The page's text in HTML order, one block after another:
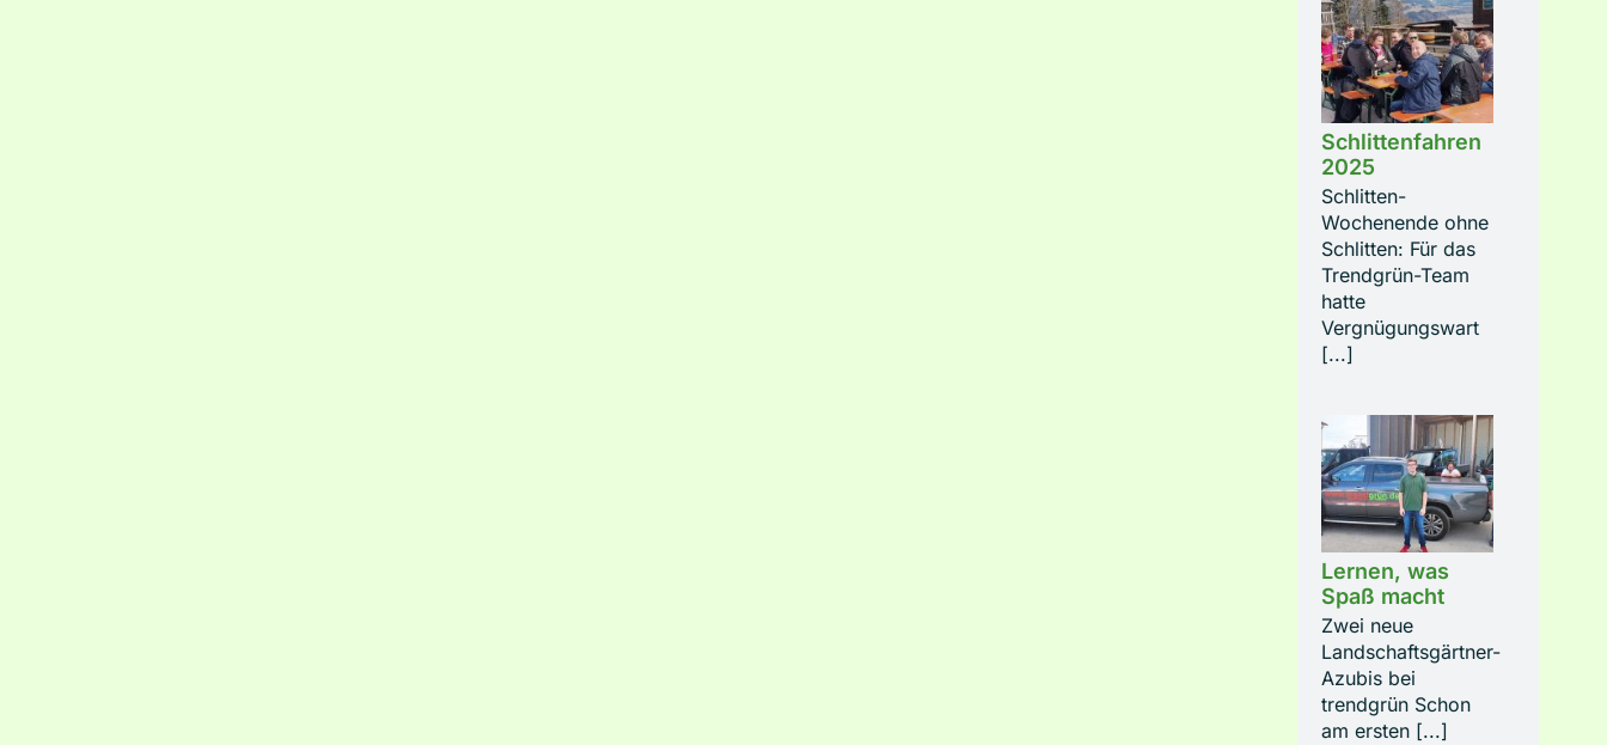
Schlittenfahren
2025
Schlitten-
Wochenende ohne
Schlitten: Für das
Trendgrün-Team
hatte
Vergnügungswart
[...]
Lernen, was
Spaß macht
Zwei neue
Landschaftsgärtner-
Azubis bei
trendgrün Schon
am ersten [...]